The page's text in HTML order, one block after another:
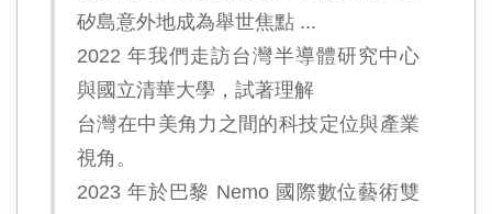
矽島意外地成為舉世焦點 ...
2022 年我們走訪台灣半導體研究中心
與國立清華大學，試著理解
台灣在中美角力之間的科技定位與產業
視角。
2023 年於巴黎 Nemo 國際數位藝術雙